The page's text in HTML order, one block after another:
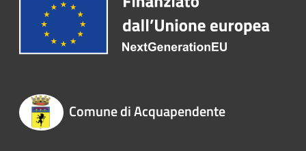
Comune di Acquapendente